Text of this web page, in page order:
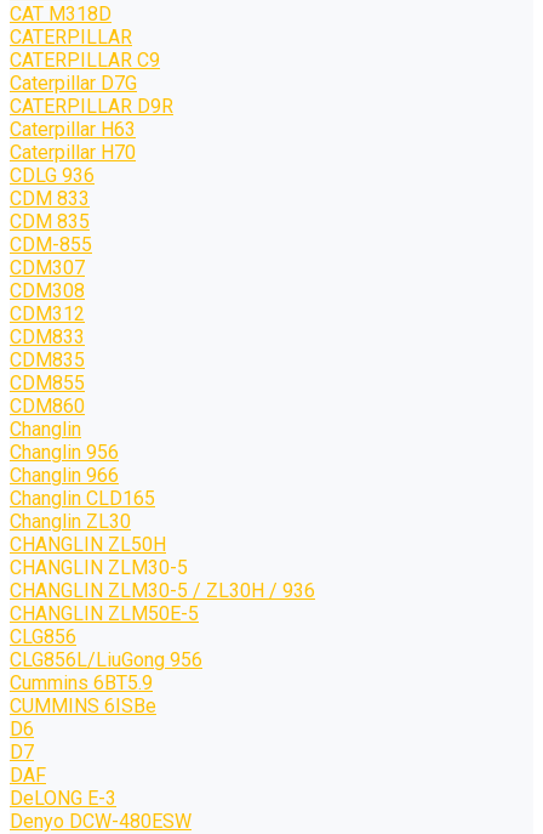
CAT M318D
CATERPILLAR
CATERPILLAR C9
Caterpillar D7G
CATERPILLAR D9R
Caterpillar H63
Caterpillar H70
CDLG 936
CDM 833
CDM 835
CDM-855
CDM307
CDM308
CDM312
CDM833
CDM835
CDM855
CDM860
Changlin
Changlin 956
Changlin 966
Changlin CLD165
Changlin ZL30
CHANGLIN ZL50H
CHANGLIN ZLM30-5
CHANGLIN ZLM30-5 / ZL30H / 936
CHANGLIN ZLM50E-5
CLG856
CLG856L/LiuGong 956
Cummins 6BT5.9
CUMMINS 6ISBe
D6
D7
DAF
DeLONG Е-3
Denyo DCW-480ESW